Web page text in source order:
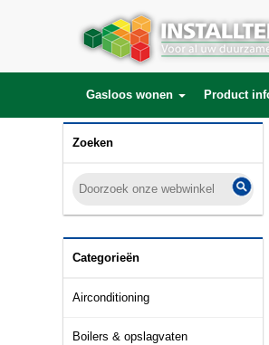
Gasloos wonen Product
Zoeken
Categorieën
Airconditioning
Boilers & opslagvaten